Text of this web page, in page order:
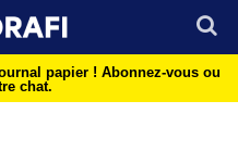
papier ! Abonnez-vous ou
chat.